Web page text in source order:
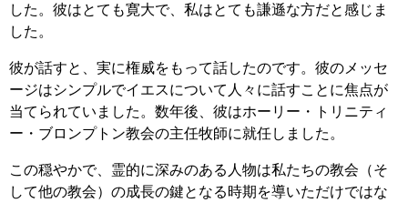
した。彼はとても寛大で、私はとても謙遜な方だと感じま
した。
彼が話すと、実に権威をもって話したのです。彼のメッセ
ージはシンプルでイエスについて人々に話すことに焦点が
当てられていました。数年後、彼はホーリー・トリニティ
ー・ブロンプトン教会の主任牧師に就任しました。
この穏やかで、霊的に深みのある人物は私たちの教会（そ
して他の教会）の成長の鍵となる時期を導いただけではな